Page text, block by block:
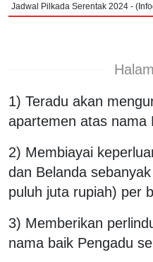
Jadwal Pilkada Serentak 2024 -
1) Teradu akan
apartemen atas nama
2) Membiayai
dan Belanda
puluh juta rupiah) per
3) Memberikan
nama baik Pengadu